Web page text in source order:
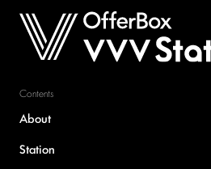
Contents
About
Station